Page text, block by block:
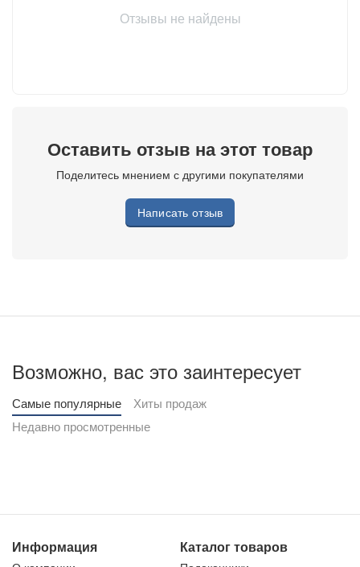
Отзывы не найдены
Оставить отзыв на этот товар
Поделитесь мнением с другими покупателями
Написать отзыв
Возможно, вас это заинтересует
Самые популярные
Хиты продаж
Недавно просмотренные
Информация Каталог товаров